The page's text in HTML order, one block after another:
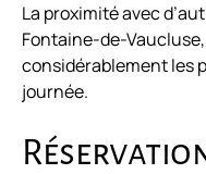
La proximité avec
Fontaine-de-
considérablement les
journée.